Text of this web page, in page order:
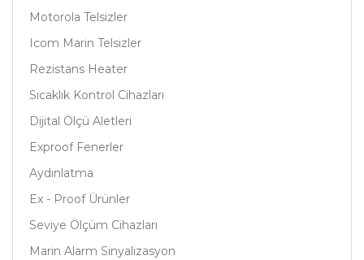
Motorola Telsizler
Icom Marin Telsizler
Rezistans Heater
Sıcaklık Kontrol Cihazları
Dijital Ölçü Aletleri
Exproof Fenerler
Aydınlatma
Ex - Proof Ürünler
Seviye Ölçüm Cihazları
Marin Alarm Sinyalizasyon